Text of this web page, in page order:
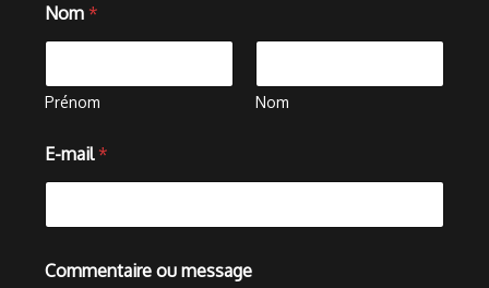
Nom *
Prénom Nom
E-mail *
N
Commentaire ou message